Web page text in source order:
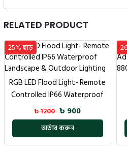
RELATED PRODUCT
25% ছাড়
RGB LED Flood Light- Remote
Controlled IP66 Waterproof
Landscape & Outdoor Lighting
৳ 1200 ৳ 900
অর্ডার করুন